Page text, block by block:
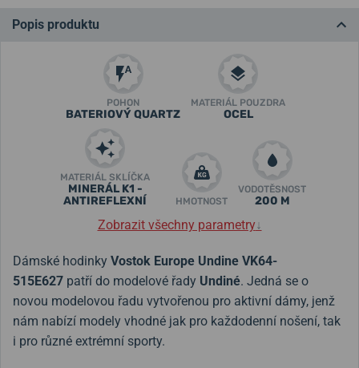
Popis produktu
POHON
BATERIOVÝ QUARTZ
MATERIÁL POUZDRA
OCEL
MATERIÁL SKLÍČKA
MINERÁL K1 -
ANTIREFLEXNÍ
HMOTNOST
VODOTĚSNOST
200 M
Zobrazit všechny parametry↓
Dámské hodinky Vostok Europe Undine VK64-
515E627 patří do modelové řady Undiné. Jedná se o
novou modelovou řadu vytvořenou pro aktivní dámy, jenž
nám nabízí modely vhodné jak pro každodenní nošení, tak
i pro různé extrémní sporty.